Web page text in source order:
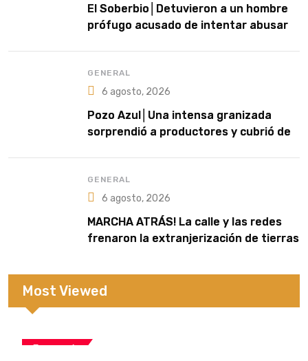
El Soberbio│Detuvieron a un hombre
prófugo acusado de intentar abusar
GENERAL
6 agosto, 2026
Pozo Azul│Una intensa granizada
sorprendió a productores y cubrió de
GENERAL
6 agosto, 2026
MARCHA ATRÁS! La calle y las redes
frenaron la extranjerización de tierras
Most Viewed
Economía